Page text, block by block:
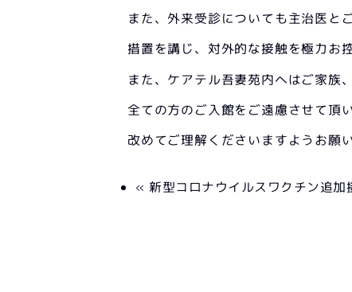
また、外来受診についても主治医と
措置を講じ、対外的な接触を極力お
また、ケアテル吾妻苑内へはご家族
全ての方のご入館をご遠慮させて頂
改めてご理解くださいますようお願
« 新型コロナウイルスワクチン追加